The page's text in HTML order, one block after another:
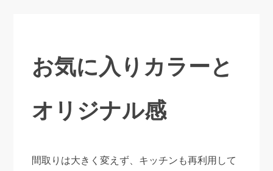
お気に入りカラーと
オリジナル感
間取りは大きく変えず、キッチンも再利用して